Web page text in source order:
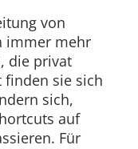
von
immer mehr
die privat
finden sie sich
sich,
auf
Für